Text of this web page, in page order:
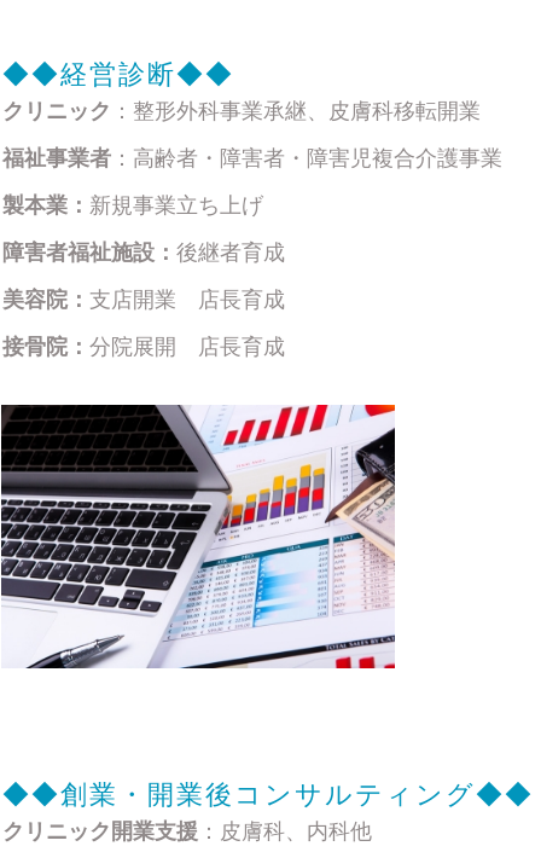
◆◆経営診断◆◆
クリニック ：整形外科事業承継、皮膚科移転開業
福祉事業者 ：高齢者・障害者・障害児複合介護事業
製本業： 新規事業立ち上げ
障害者福祉施設： 後継者育成
美容院： 支店開業 店長育成
接骨院： 分院展開 店長育成
◆◆創業・開業後コンサルティング◆◆
クリニック開業支援 ：皮膚科、内科他